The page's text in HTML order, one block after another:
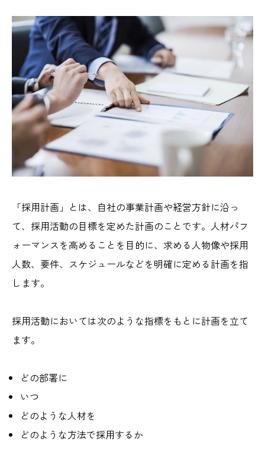
「採用計画」とは、自社の事業計画や経営方針に沿っ
て、採用活動の目標を定めた計画のことです。人材パフ
ォーマンスを高めることを目的に、求める人物像や採用
人数、要件、スケジュールなどを明確に定める計画を指
します。
採用活動においては次のような指標をもとに計画を立て
ます。
どの部署に
いつ
どのような人材を
どのような方法で採用するか